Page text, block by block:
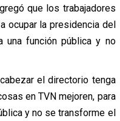
que los trabajadores
ocupar la presidencia del
una función pública y no
el directorio tenga
en TVN mejoren, para
y no se transforme el